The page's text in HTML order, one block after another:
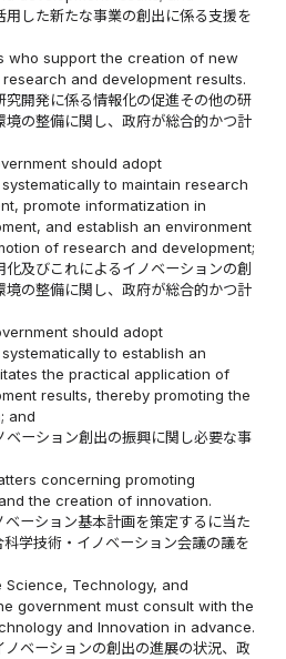
用した新たな事業の創出に係る支援を
who support the creation of new
and development results.
究開発に係る情報化の促進その他の研
境の整備に関し、政府が総合的かつ計
should adopt
to maintain research
promote informatization in
and establish an environment
of research and development;
及びこれによるイノベーションの創
境の整備に関し、政府が総合的かつ計
should adopt
to establish an
the practical application of
results, thereby promoting the
and
ベーション創出の振興に関し必要な事
concerning promoting
the creation of innovation.
ーション基本計画を策定するに当た
学技術・イノベーション会議の議を
Technology, and
government must consult with the
and Innovation in advance.
ベーションの創出の進展の状況、政